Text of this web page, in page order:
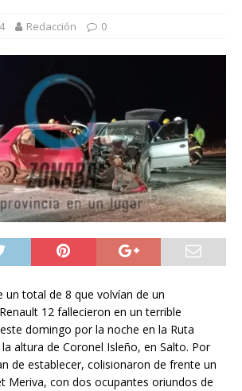
Redacción 0
un total de 8 que volvían de un
12 fallecieron en un terrible
domingo por la noche en la Ruta
altura de Coronel Isleño, en Salto. Por
de establecer, colisionaron de frente un
Meriva, con dos ocupantes oriundos de